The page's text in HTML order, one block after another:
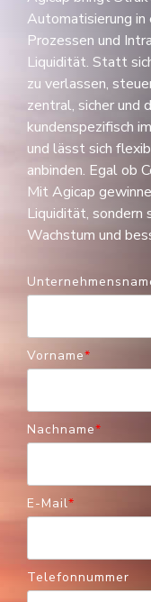
Agicap bringt
Automatisierung in
Prozessen und
Liquidität. Statt
zu verlassen,
zentral, sicher und
kundenspezifisch
und lässt sich
anbinden. Egal ob
Mit Agicap
Liquidität, sondern
Wachstum und
Vorname*
Nachname*
E-Mail*
Telefonnummer